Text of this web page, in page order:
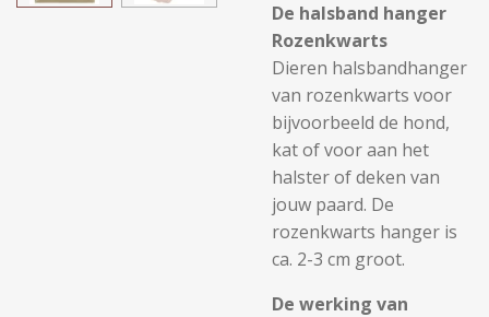
De halsband hanger
Rozenkwarts
Dieren halsbandhanger
van rozenkwarts voor
bijvoorbeeld de hond,
kat of voor aan het
halster of deken van
jouw paard. De
rozenkwarts hanger is
ca. 2-3 cm groot.
De werking van